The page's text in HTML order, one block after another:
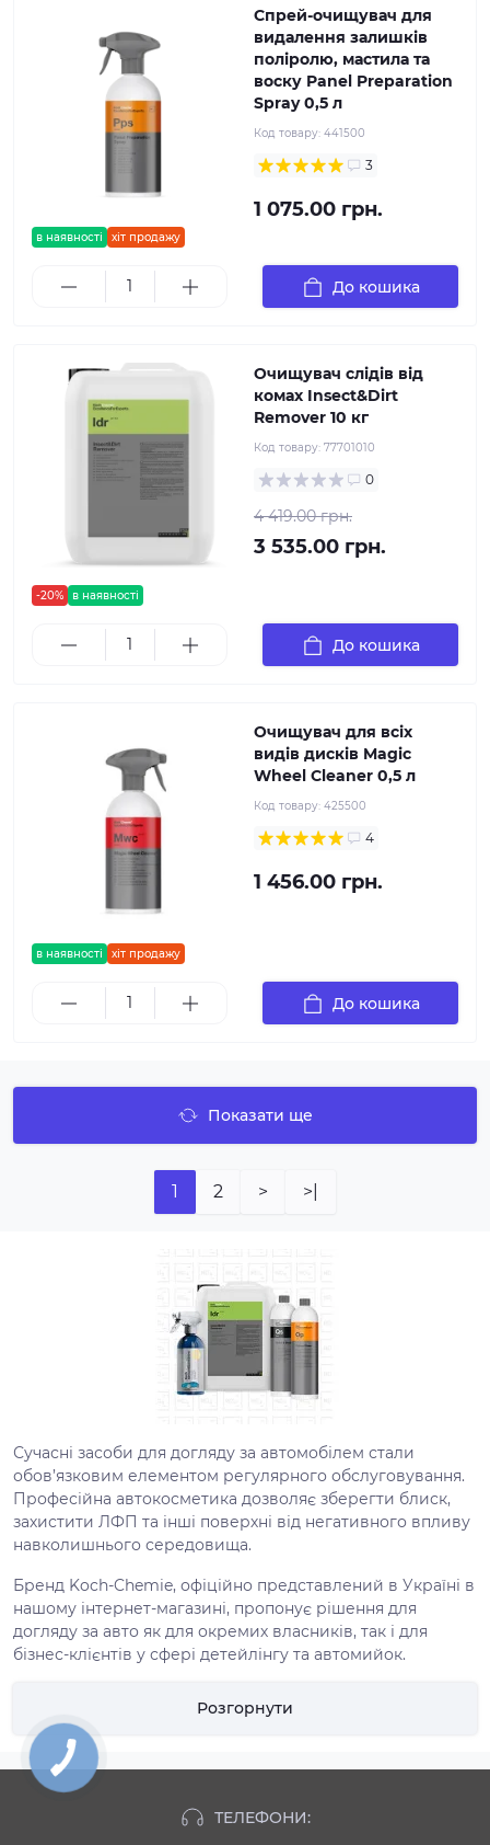
в наявності хіт продажу
Спрей-очищувач для
видалення залишків
поліролю, мастила та
воску Panel Preparation
Spray 0,5 л
Код товару: 441500
3
1 075.00 грн.
До кошика
-20% в наявності
Очищувач слідів від
комах Insect&Dirt
Remover 10 кг
Код товару: 77701010
0
4 419.00 грн.
3 535.00 грн.
До кошика
в наявності хіт продажу
Очищувач для всіх
видів дисків Magic
Wheel Cleaner 0,5 л
Код товару: 425500
4
1 456.00 грн.
До кошика
Показати ще
1 2 > >|
Сучасні засоби для догляду за автомобілем стали
обов’язковим елементом регулярного обслуговування.
Професійна автокосметика дозволяє зберегти блиск,
захистити ЛФП та інші поверхні від негативного впливу
навколишнього середовища.
Бренд Koch-Chemie, офіційно представлений в Україні в
нашому інтернет-магазині, пропонує рішення для
догляду за авто як для окремих власників, так і для
бізнес-клієнтів у сфері детейлінгу та автомийок.
догляд за кузовом автомобіля
Лакофарбове покриття щоденно зазнає впливу
ультрафіолету, реагентів, бітуму, комах і мікроподряпин.
Без правильного підходу навіть новий автомобіль
швидко втрачає естетику та ринкову вартість. Тому
Розгорнути
ТЕЛЕФОНИ: